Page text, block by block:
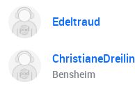
Edeltraud
Bensheim